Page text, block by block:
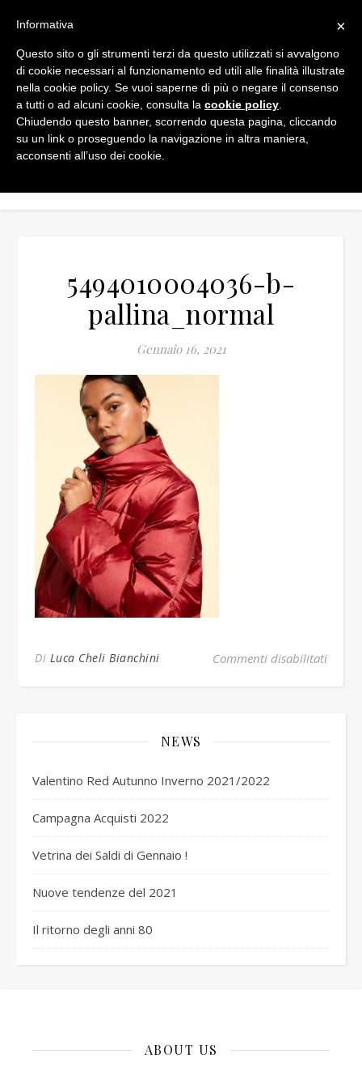
5494010004036-b-
pallina_normal
Gennaio 16, 2021
Di Luca Cheli Bianchini Commenti disabilitatisu
NEWS
Valentino Red Autunno Inverno 2021/2022
Campagna Acquisti 2022
Vetrina dei Saldi di Gennaio !
Nuove tendenze del 2021
Il ritorno degli anni 80
ABOUT US
×
Informativa
Questo sito o gli strumenti terzi da questo utilizzati si avvalgono
di cookie necessari al funzionamento ed utili alle finalità illustrate
nella cookie policy. Se vuoi saperne di più o negare il consenso
a tutti o ad alcuni cookie, consulta la cookie policy
Chiudendo questo banner, scorrendo questa pagina, cliccando
su un link o proseguendo la navigazione in altra maniera,
acconsenti all’uso dei cookie.